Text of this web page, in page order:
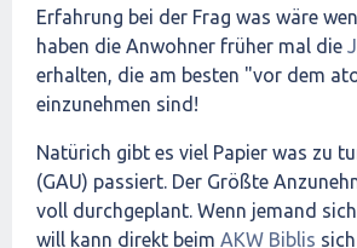
Erfahrung bei der Frag was wäre
haben die Anwohner früher mal die
erhalten, die am besten "vor dem
einzunehmen sind!
Natürich gibt es viel Papier was zu
(GAU) passiert. Der Größte
voll durchgeplant. Wenn jemand
will kann direkt beim AKW Biblis